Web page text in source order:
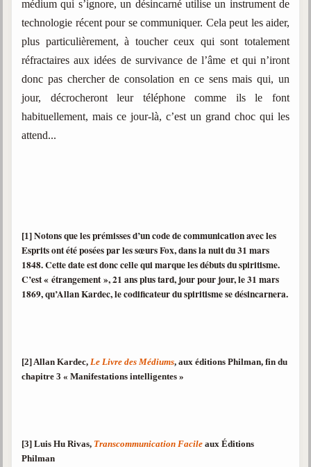
médium qui s’ignore, un désincarné utilise un instrument de
technologie récent pour se communiquer. Cela peut les aider,
plus particulièrement, à toucher ceux qui sont totalement
réfractaires aux idées de survivance de l’âme et qui n’iront
donc pas chercher de consolation en ce sens mais qui, un
jour, décrocheront leur téléphone comme ils le font
habituellement, mais ce jour-là, c’est un grand choc qui les
attend...
[1] Notons que les prémisses d’un code de communication avec les
Esprits ont été posées par les sœurs Fox, dans la nuit du 31 mars
1848. Cette date est donc celle qui marque les débuts du spiritisme.
C’est « étrangement », 21 ans plus tard, jour pour jour, le 31 mars
1869, qu’Allan Kardec, le codificateur du spiritisme se désincarnera.
[2] Allan Kardec, Le Livre des Médiums, aux éditions Philman, fin du
chapitre 3 « Manifestations intelligentes »
[3] Luis Hu Rivas, Transcommunication Facile aux Éditions
Philman